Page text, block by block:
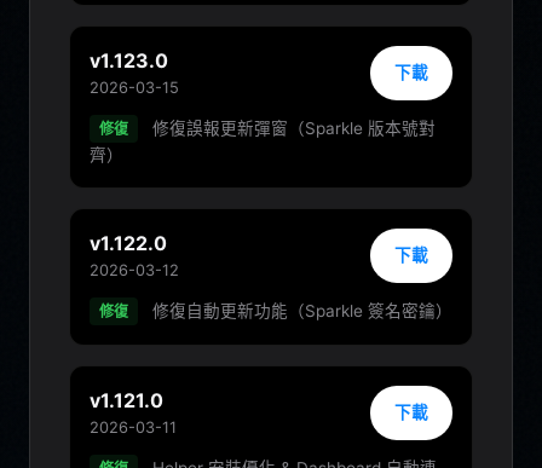
v1.123.0
2026-03-15
下載
修復
修復誤報更新彈窗（Sparkle 版本號對
齊）
v1.122.0
2026-03-12
下載
修復 修復自動更新功能（Sparkle 簽名密鑰）
v1.121.0
2026-03-11
下載